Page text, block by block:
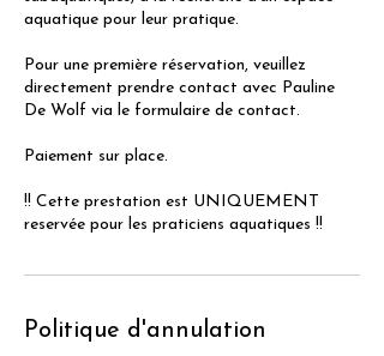
aquatique pour leur pratique.
Pour une première réservation, veuillez
directement prendre contact avec Pauline
De Wolf via le formulaire de contact.
Paiement sur place.
!! Cette prestation est UNIQUEMENT
Politique d'annulation